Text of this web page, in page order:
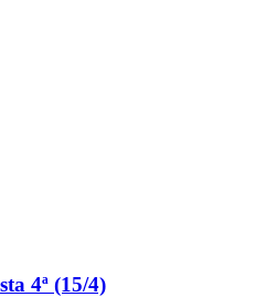
4ª (15/4)